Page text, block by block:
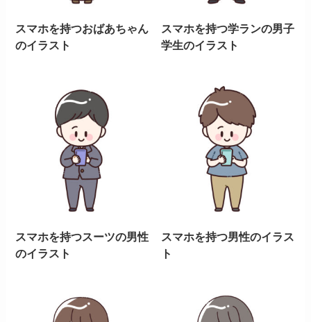
スマホを持つおばあちゃん
のイラスト
スマホを持つ学ランの男子
学生のイラスト
スマホを持つスーツの男性
のイラスト
スマホを持つ男性のイラス
ト